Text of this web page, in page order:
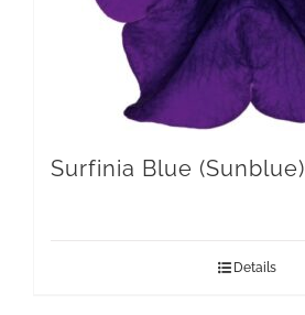
Surfinia Blue (Sunblue)
Details